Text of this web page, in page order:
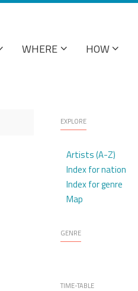
WHERE HOW
EXPLORE
Artists (A-Z)
Index for nation
Index for genre
Map
GENRE
TIME-TABLE